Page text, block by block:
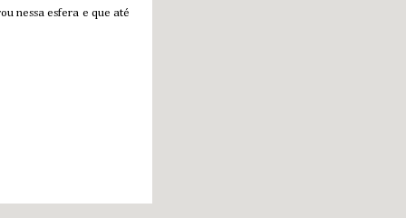
nessa esfera e que até